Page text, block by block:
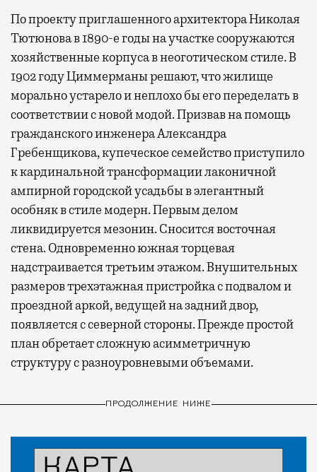
По проекту приглашенного архитектора Николая
Тютюнова в 1890-е годы на участке сооружаются
хозяйственные корпуса в неоготическом стиле. В
1902 году Циммерманы решают, что жилище
морально устарело и неплохо бы его переделать в
соответствии с новой модой. Призвав на помощь
гражданского инженера Александра
Гребенщикова, купеческое семейство приступило
к кардинальной трансформации лаконичной
ампирной городской усадьбы в элегантный
особняк в стиле модерн. Первым делом
ликвидируется мезонин. Сносится восточная
стена. Одновременно южная торцевая
надстраивается третьим этажом. Внушительных
размеров трехэтажная пристройка с подвалом и
проездной аркой, ведущей на задний двор,
появляется с северной стороны. Прежде простой
план обретает сложную асимметричную
структуру с разноуровневыми объемами.
ПРОДОЛЖЕНИЕ НИЖЕ